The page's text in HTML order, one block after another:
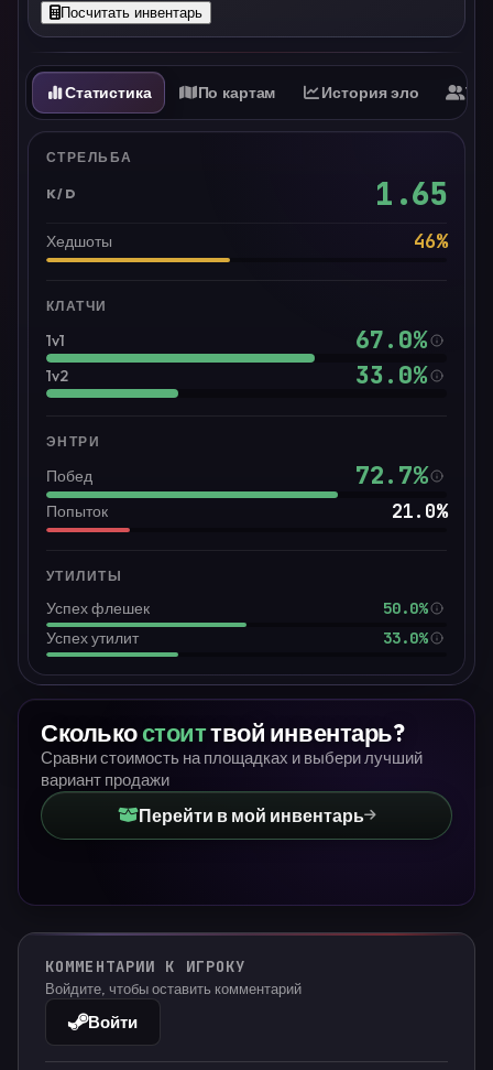
Посчитать инвентарь
Статистика По картам История эло
СТРЕЛЬБА
K/D 1.65
Хедшоты 46%
КЛАТЧИ
1v1 67.0%
1v2 33.0%
ЭНТРИ
Побед 72.7%
Попыток 21.0%
УТИЛИТЫ
Успех флешек
50.0%
Успех утилит
33.0%
Сколькостоиттвой инвентарь?
Сравни стоимость на площадках и выбери лучший
вариант продажи
Перейти в мой инвентарь
КОММЕНТАРИИ К ИГРОКУ
Войдите, чтобы оставить комментарий
Войти